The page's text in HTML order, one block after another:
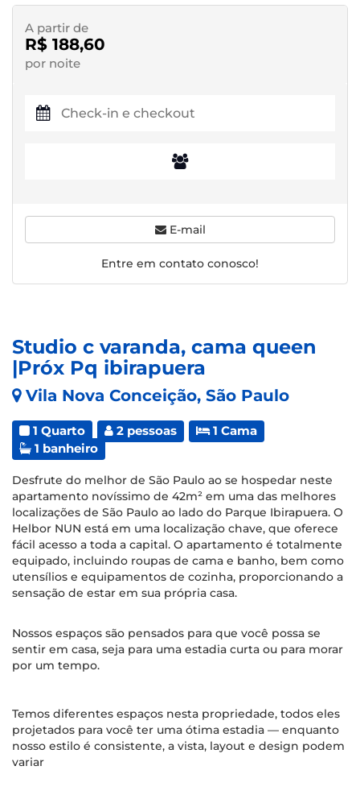
Studio c varanda, cama queen
|Próx Pq ibirapuera
Vila Nova Conceição, São Paulo
1 Quarto 2 pessoas
1 Cama
1 banheiro
Desfrute do melhor de São Paulo ao se hospedar neste
apartamento novíssimo de 42m² em uma das melhores
localizações de São Paulo ao lado do Parque Ibirapuera. O
Helbor NUN está em uma localização chave, que oferece
fácil acesso a toda a capital. O apartamento é totalmente
equipado, incluindo roupas de cama e banho, bem como
utensílios e equipamentos de cozinha, proporcionando a
sensação de estar em sua própria casa.
Nossos espaços são pensados para que você possa se
sentir em casa, seja para uma estadia curta ou para morar
por um tempo.
Temos diferentes espaços nesta propriedade, todos eles
projetados para você ter uma ótima estadia — enquanto
nosso estilo é consistente, a vista, layout e design podem
variar
A partir de
R$ 188,60
por noite
E-mail
Entre em contato conosco!